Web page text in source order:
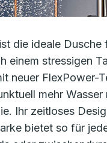
die ideale Dusche
einem stressigen
neuer FlexPower-
mehr
Ihr zeitloses
bietet so für